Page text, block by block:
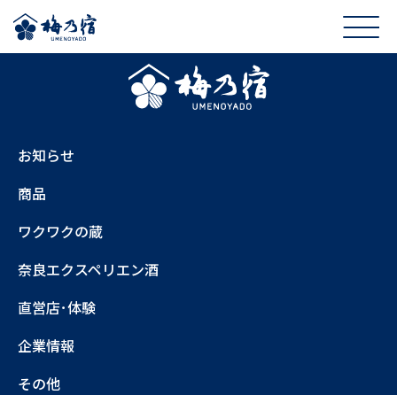
お知らせ
商品
ワクワクの蔵
奈良エクスペリエン酒
直営店･体験
企業情報
その他